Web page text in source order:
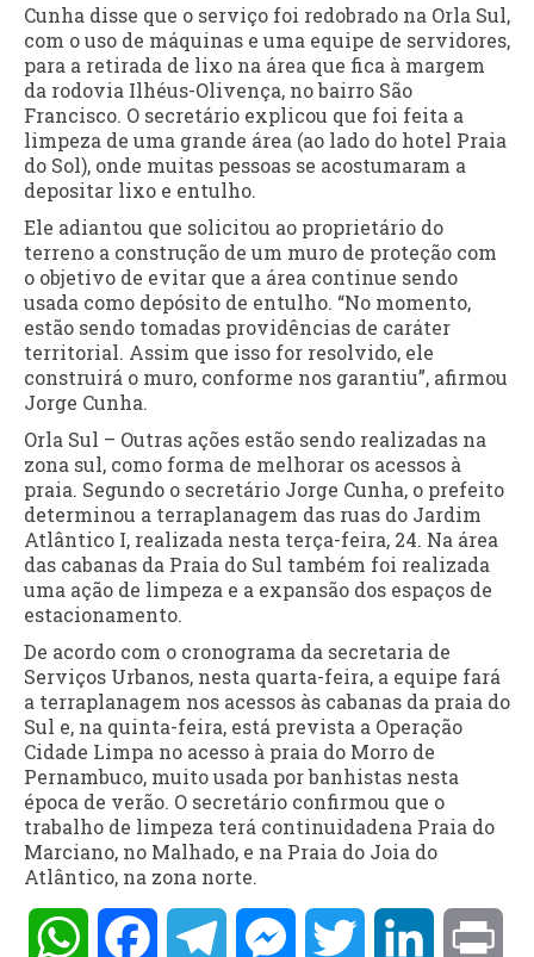
Cunha disse que o serviço foi redobrado na Orla Sul,
com o uso de máquinas e uma equipe de servidores,
para a retirada de lixo na área que fica à margem
da rodovia Ilhéus-Olivença, no bairro São
Francisco. O secretário explicou que foi feita a
limpeza de uma grande área (ao lado do hotel Praia
do Sol), onde muitas pessoas se acostumaram a
depositar lixo e entulho.
Ele adiantou que solicitou ao proprietário do
terreno a construção de um muro de proteção com
o objetivo de evitar que a área continue sendo
usada como depósito de entulho. “No momento,
estão sendo tomadas providências de caráter
territorial. Assim que isso for resolvido, ele
construirá o muro, conforme nos garantiu”, afirmou
Jorge Cunha.
Orla Sul – Outras ações estão sendo realizadas na
zona sul, como forma de melhorar os acessos à
praia. Segundo o secretário Jorge Cunha, o prefeito
determinou a terraplanagem das ruas do Jardim
Atlântico I, realizada nesta terça-feira, 24. Na área
das cabanas da Praia do Sul também foi realizada
uma ação de limpeza e a expansão dos espaços de
estacionamento.
De acordo com o cronograma da secretaria de
Serviços Urbanos, nesta quarta-feira, a equipe fará
a terraplanagem nos acessos às cabanas da praia do
Sul e, na quinta-feira, está prevista a Operação
Cidade Limpa no acesso à praia do Morro de
Pernambuco, muito usada por banhistas nesta
época de verão. O secretário confirmou que o
trabalho de limpeza terá continuidadena Praia do
Marciano, no Malhado, e na Praia do Joia do
Atlântico, na zona norte.
WhatsAppFacebookTelegramMessengerTwitter LinkedIn